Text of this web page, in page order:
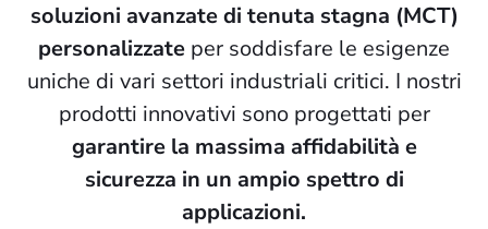
soluzioni avanzate di tenuta stagna (MCT)
personalizzate per soddisfare le esigenze
uniche di vari settori industriali critici. I nostri
prodotti innovativi sono progettati per
garantire la massima affidabilità e
sicurezza in un ampio spettro di
applicazioni.